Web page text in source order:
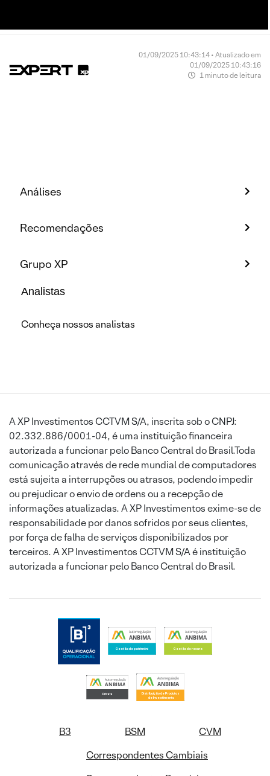
01/09/2025 10:43:14 • Atualizado em
01/09/2025 10:43:16
1 minuto de leitura
Análises
Recomendações
Grupo XP
Analistas
Conheça nossos analistas
A XP Investimentos CCTVM S/A, inscrita sob o CNPJ:
02.332.886/0001-04, é uma instituição financeira
autorizada a funcionar pelo Banco Central do Brasil.Toda
comunicação através de rede mundial de computadores
está sujeita a interrupções ou atrasos, podendo impedir
ou prejudicar o envio de ordens ou a recepção de
informações atualizadas. A XP Investimentos exime-se de
responsabilidade por danos sofridos por seus clientes,
por força de falha de serviços disponibilizados por
terceiros. A XP Investimentos CCTVM S/A é instituição
autorizada a funcionar pelo Banco Central do Brasil.
B3 BSM
CVM
Correspondentes Cambiais